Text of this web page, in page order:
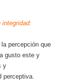
percepción que
gusto este y
y
perceptiva.